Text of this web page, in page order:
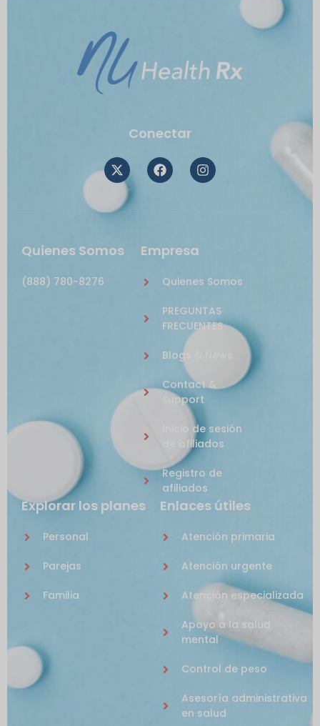
Conectar
Quienes Somos
(888) 780-8276
Empresa
Quienes Somos
PREGUNTAS
FRECUENTES
Blogs & News
Contact &
Support
Inicio de sesión
de afiliados
Registro de
afiliados
Explorar los planes
Personal
Parejas
Familia
Enlaces útiles
Atención primaria
Atención urgente
Atención especializada
Apoyo a la salud
mental
Control de peso
Asesoría administrativa
en salud